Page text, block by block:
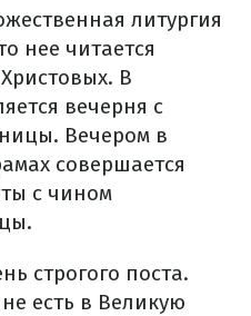
литургия
нее читается
В
вечерня с
Вечером в
совершается
с чином
строгого поста.
есть в Великую